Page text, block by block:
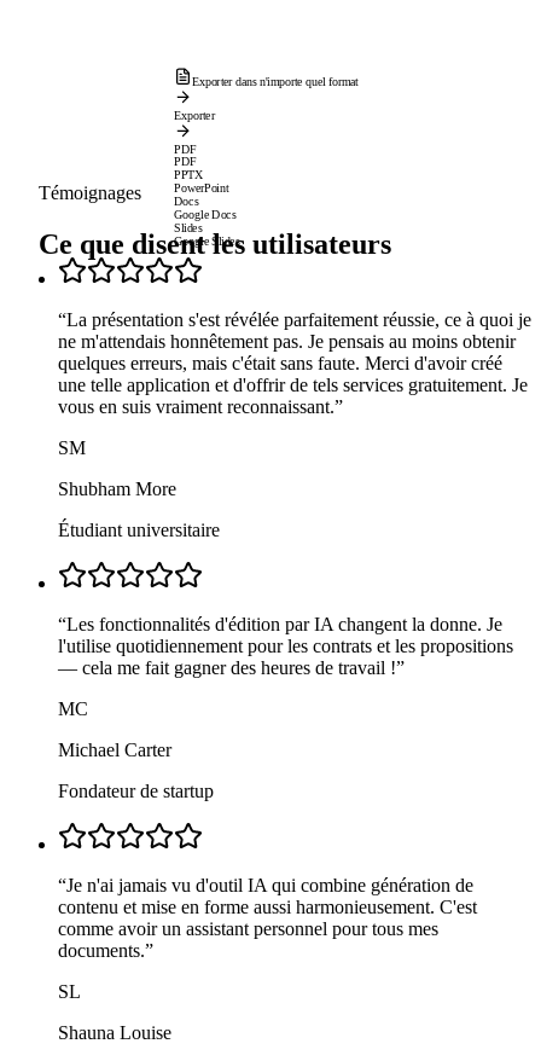
Exporter dans n'importe quel format
Exporter
PDF
PDF
PPTX
PowerPoint
Docs
Google Docs
Slides
Google Slides
Témoignages
Ce que disent les utilisateurs
“La présentation s'est révélée parfaitement réussie, ce à quoi je
ne m'attendais honnêtement pas. Je pensais au moins obtenir
quelques erreurs, mais c'était sans faute. Merci d'avoir créé
une telle application et d'offrir de tels services gratuitement. Je
vous en suis vraiment reconnaissant.”
SM
Shubham More
Étudiant universitaire
“Les fonctionnalités d'édition par IA changent la donne. Je
l'utilise quotidiennement pour les contrats et les propositions
— cela me fait gagner des heures de travail !”
MC
Michael Carter
Fondateur de startup
“Je n'ai jamais vu d'outil IA qui combine génération de
contenu et mise en forme aussi harmonieusement. C'est
comme avoir un assistant personnel pour tous mes
documents.”
SL
Shauna Louise